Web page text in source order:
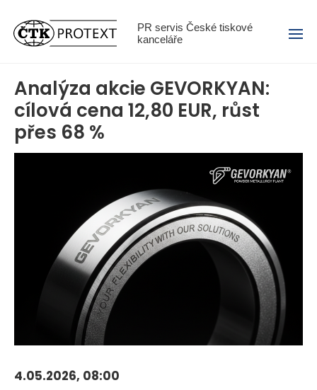
PR servis České tiskové
kanceláře
Menu
Analýza akcie GEVORKYAN:
cílová cena 12,80 EUR, růst
přes 68 %
4.05.2026, 08:00